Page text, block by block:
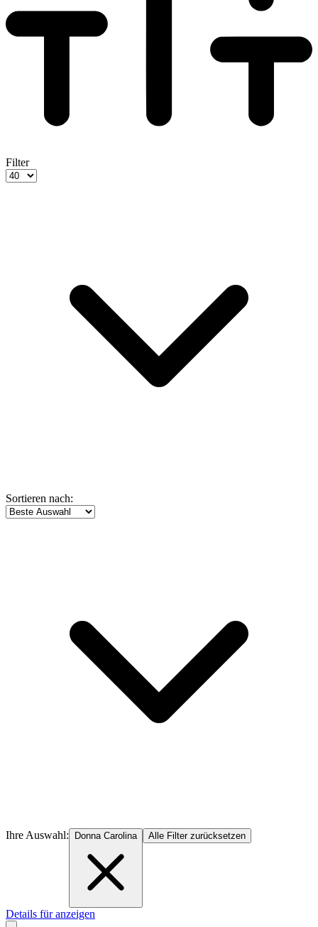
Filter
Sortieren nach:
Ihre Auswahl: Donna Carolina Alle Filter zurücksetzen
Details für anzeigen